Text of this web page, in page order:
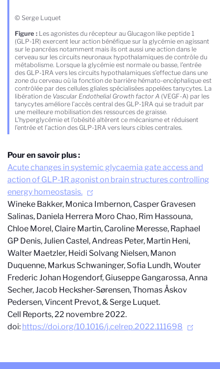
© Serge Luquet
Figure : Les agonistes du récepteur au Glucagon like peptide 1
(GLP-1R) exercent leur action bénéfique sur la glycémie en agissant
sur le pancréas notamment mais ils ont aussi une action dans le
cerveau sur les circuits neuronaux hypothalamiques de contrôle du
métabolisme. Lorsque la glycémie est normale ou basse, l’entrée
des GLP-1RA vers les circuits hypothalamiques s’effectue dans une
zone du cerveau où la fonction de barrière hémato-encéphalique est
contrôlée par des cellules gliales spécialisées appelées tanycytes. La
libération de Vascular Endothelial Growth factor A (VEGF-A) par les
tanycytes améliore l’accès central des GLP-1RA qui se traduit par
une meilleure mobilisation des ressources de graisse.
L’hyperglycémie et l’obésité altèrent ce mécanisme et réduisent
l’entrée et l’action des GLP-1RA vers leurs cibles centrales.
Pour en savoir plus :
Acute changes in systemic glycaemia gate access and
action of GLP-1R agonist on brain structures controlling
energy homeostasis.
Wineke Bakker, Monica Imbernon, Casper Gravesen
Salinas, Daniela Herrera Moro Chao, Rim Hassouna,
Chloe Morel, Claire Martin, Caroline Meresse, Raphael
GP Denis, Julien Castel, Andreas Peter, Martin Heni,
Walter Maetzler, Heidi Solvang Nielsen, Manon
Duquenne, Markus Schwaninger, Sofia Lundh, Wouter
Frederic Johan Hogendorf, Giuseppe Gangarossa, Anna
Secher, Jacob Hecksher-Sørensen, Thomas Åskov
Pedersen, Vincent Prevot, & Serge Luquet.
Cell Reports, 22 novembre 2022.
doi: https://doi.org/10.1016/j.celrep.2022.111698